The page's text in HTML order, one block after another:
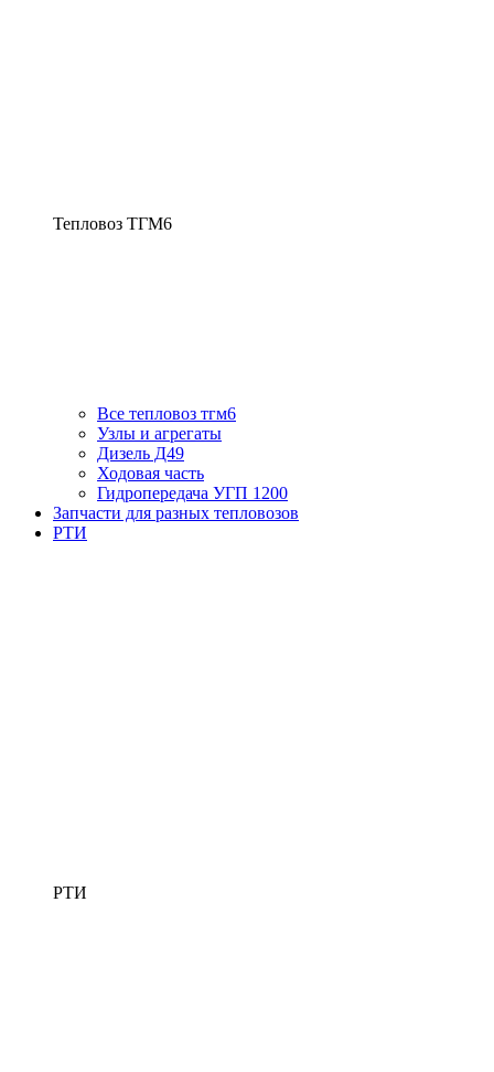
Тепловоз ТГМ6
Все тепловоз тгм6
Узлы и агрегаты
Дизель Д49
Ходовая часть
Гидропередача УГП 1200
Запчасти для разных тепловозов
РТИ
РТИ